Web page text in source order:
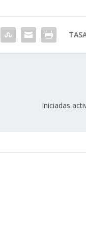
Iniciadas